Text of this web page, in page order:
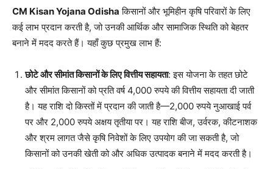
CM Kisan Yojana Odisha किसानों और भूमिहीन कृषि परिवारों के लिए
कई लाभ प्रदान करती है, जो उनकी आर्थिक और सामाजिक स्थिति को बेहतर
बनाने में मदद करते हैं। यहाँ कुछ प्रमुख लाभ हैं:
छोटे और सीमांत किसानों के लिए वित्तीय सहायता: इस योजना के तहत छोटे
और सीमांत किसानों को प्रति वर्ष 4,000 रुपये की वित्तीय सहायता दी जाती
है। यह राशि दो किस्तों में प्रदान की जाती है—2,000 रुपये नुआखाई पर्व
पर और 2,000 रुपये अक्षय तृतीया पर। यह राशि बीज, उर्वरक, कीटनाशक
और श्रम लागत जैसे कृषि निवेशों के लिए उपयोग की जा सकती है, जो
किसानों को उनकी खेती को और अधिक उत्पादक बनाने में मदद करती है।